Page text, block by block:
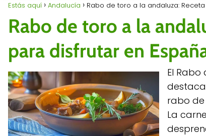
Estás aquí Andalucía Rabo de toro a la andaluza:
Rabo de toro a la
para disfrutar en
El
rabo de
La